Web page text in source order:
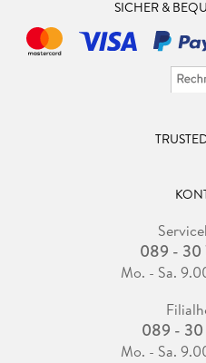
SICHER &
089 - 30
Mo. - Sa.
089 - 30
Mo. - Sa.